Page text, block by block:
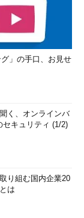
グ」の手口、お見せ
く、オンラインバ
セキュリティ (1/2)
り組む国内企業20
は